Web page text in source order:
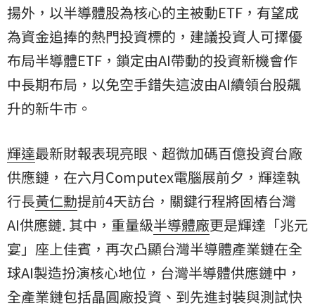
揚外，以半導體股為核心的主被動ETF，有望成
為資金追捧的熱門投資標的，建議投資人可擇優
布局半導體ETF，鎖定由AI帶動的投資新機會作
中長期布局，以免空手錯失這波由AI續領台股飆
升的新牛市。
輝達最新財報表現亮眼、超微加碼百億投資台廠
供應鏈，在六月Computex電腦展前夕，輝達執
行長黃仁勳提前4天訪台，關鍵行程將固樁台灣
AI供應鏈. 其中，重量級半導體廠更是輝達「兆元
宴」座上佳賓，再次凸顯台灣半導體產業鏈在全
球AI製造扮演核心地位，台灣半導體供應鏈中，
全產業鏈包括晶圓廠投資、到先進封裝與測試快